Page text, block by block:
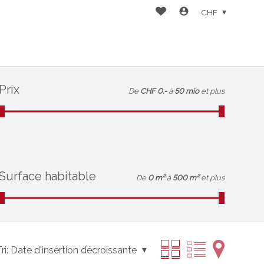
CHF
De CHF 0.- à 50 mio et plus
habitable De 0 m² à 500 m² et plus
Date d'insertion décroissante